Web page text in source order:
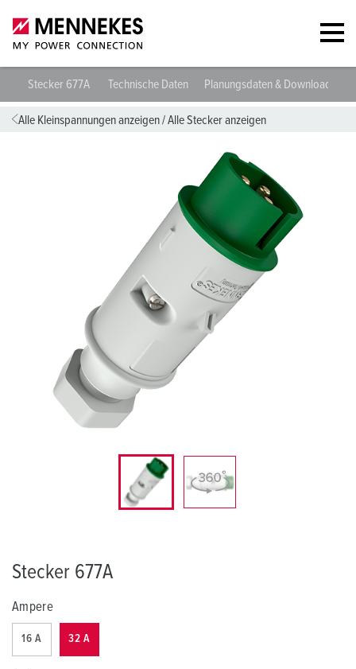
Stecker 677A Technische Daten Planungsdaten & Downloads
Alle Kleinspannungen anzeigen/Alle Stecker anzeigen
Stecker 677A
Ampere
16 A 32 A